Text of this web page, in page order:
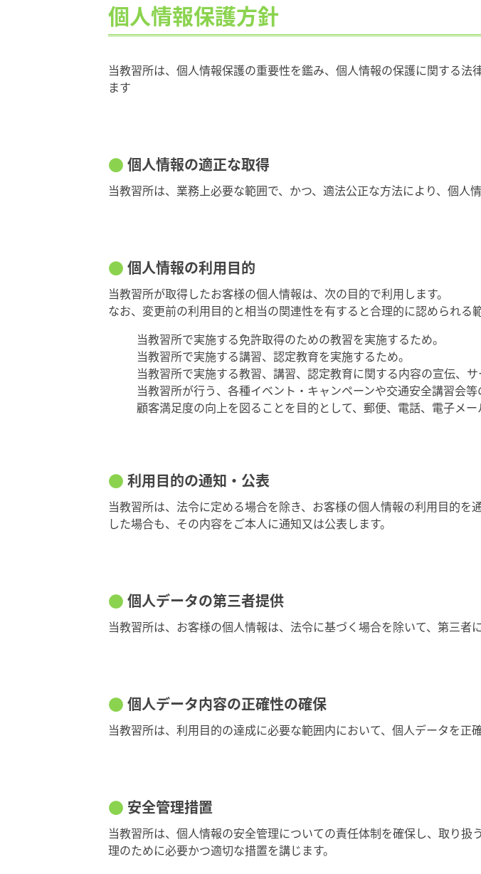
個人情報保護方針
当教習所は、個人情報保護の重要性を鑑み、個人情報の保護に関する
ます
個人情報の適正な取得
当教習所は、業務上必要な範囲で、かつ、適法公正な方法により、個人情
個人情報の利用目的
当教習所が取得したお客様の個人情報は、次の目的で利用します。
なお、変更前の利用目的と相当の関連性を有すると合理的に認められる
当教習所で実施する免許取得のための教習を実施するため。
当教習所で実施する講習、認定教育を実施するため。
当教習所で実施する教習、講習、認定教育に関する内容の宣伝、サ
当教習所が行う、各種イベント・キャンペーンや交通安全講習会等
顧客満足度の向上を図ることを目的として、郵便、電話、電子メ
利用目的の通知・公表
当教習所は、法令に定める場合を除き、お客様の個人情報の利用目的
した場合も、その内容をご本人に通知又は公表します。
個人データの第三者提供
当教習所は、お客様の個人情報は、法令に基づく場合を除いて、第三者
個人データ内容の正確性の確保
当教習所は、利用目的の達成に必要な範囲内において、個人データを正
安全管理措置
当教習所は、個人情報の安全管理についての責任体制を確保し、取り
理のために必要かつ適切な措置を講じます。